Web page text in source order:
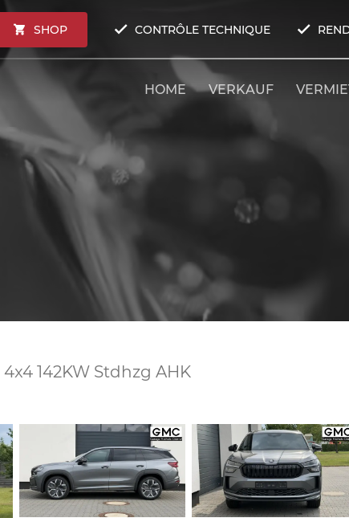
SHOP CONTRÔLE TECHNIQUE
HOME VERKAUF
142KW Stdhzg AHK